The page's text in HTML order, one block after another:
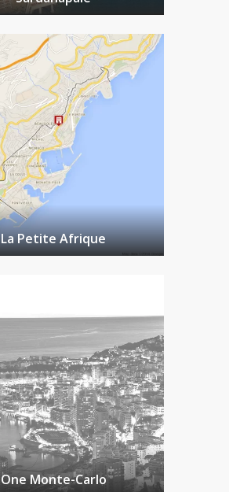
La Petite Afrique
One Monte-Carlo